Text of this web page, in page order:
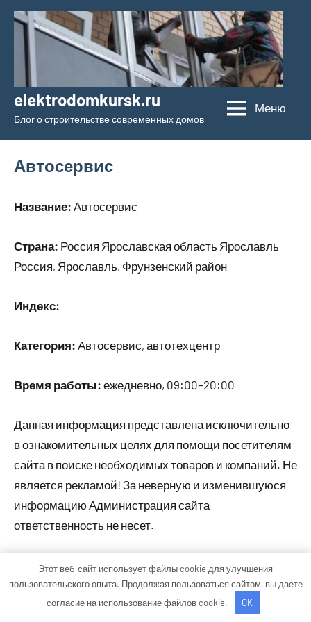
Перейти
содержимому
elektrodomkursk.ru
Блог о строительстве современных домов
Меню
Автосервис
Название: Автосервис
Страна: Россия Ярославская область Ярославль
Россия, Ярославль, Фрунзенский район
Индекс:
Категория: Автосервис, автотехцентр
Время работы: ежедневно, 09:00–20:00
Данная информация представлена исключительно
в ознакомительных целях для помощи посетителям
сайта в поиске необходимых товаров и компаний. Не
является рекламой! За неверную и изменившуюся
информацию Администрация сайта
ответственность не несет.
Тема WordPress: Occasio от ThemeZee.
Этот веб-сайт использует файлы cookie для улучшения
пользовательского опыта. Продолжая пользоваться сайтом, вы даете
согласие на использование файлов cookie.
OK